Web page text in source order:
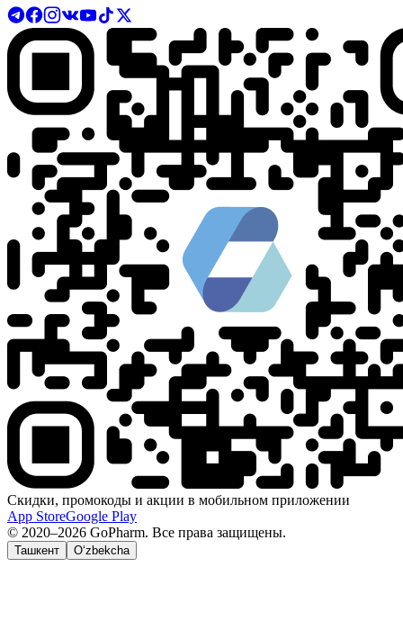
Скидки, промокоды и акции в мобильном приложении
App StoreGoogle Play
© 2020–2026 GoPharm. Все права защищены.
Ташкент O‘zbekcha